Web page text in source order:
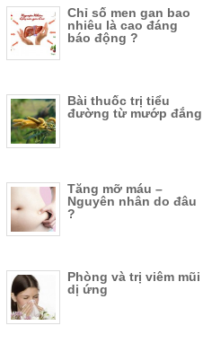
Chỉ số men gan bao
nhiêu là cao đáng
báo động ?
Bài thuốc trị tiểu
đường từ mướp đắng
Tăng mỡ máu –
Nguyên nhân do đâu
?
Phòng và trị viêm mũi
dị ứng